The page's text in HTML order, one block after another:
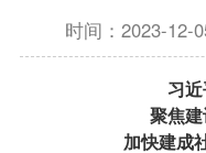
时间：2023-12-
习近平
聚焦建
加快建成社